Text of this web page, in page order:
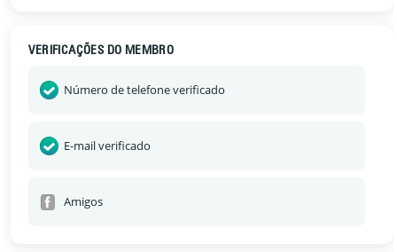
VERIFICAÇÕES DO MEMBRO
Número de telefone verificado
E-mail verificado
Amigos